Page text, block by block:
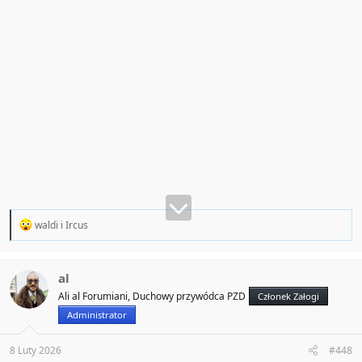
R
t
i
o
waldi i Ircus
al
Ali al Forumiani, Duchowy przywódca PZD
Członek Załogi
Administrator
8 Luty 2026 #448